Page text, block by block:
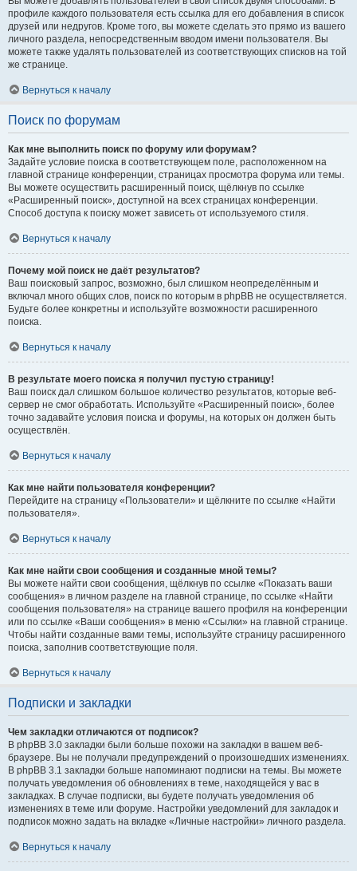
профиле каждого пользователя есть ссылка для его добавления в список
друзей или недругов. Кроме того, вы можете сделать это прямо из вашего
личного раздела, непосредственным вводом имени пользователя. Вы
можете также удалять пользователей из соответствующих списков на той
же странице.
Вернуться к началу
Поиск по форумам
Как мне выполнить поиск по форуму или форумам?
Задайте условие поиска в соответствующем поле, расположенном на
главной странице конференции, страницах просмотра форума или темы.
Вы можете осуществить расширенный поиск, щёлкнув по ссылке
«Расширенный поиск», доступной на всех страницах конференции.
Способ доступа к поиску может зависеть от используемого стиля.
Вернуться к началу
Почему мой поиск не даёт результатов?
Ваш поисковый запрос, возможно, был слишком неопределённым и
включал много общих слов, поиск по которым в phpBB не осуществляется.
Будьте более конкретны и используйте возможности расширенного
поиска.
Вернуться к началу
В результате моего поиска я получил пустую страницу!
Ваш поиск дал слишком большое количество результатов, которые веб-
сервер не смог обработать. Используйте «Расширенный поиск», более
точно задавайте условия поиска и форумы, на которых он должен быть
осуществлён.
Вернуться к началу
Как мне найти пользователя конференции?
Перейдите на страницу «Пользователи» и щёлкните по ссылке «Найти
пользователя».
Вернуться к началу
Как мне найти свои сообщения и созданные мной темы?
Вы можете найти свои сообщения, щёлкнув по ссылке «Показать ваши
сообщения» в личном разделе на главной странице, по ссылке «Найти
сообщения пользователя» на странице вашего профиля на конференции
или по ссылке «Ваши сообщения» в меню «Ссылки» на главной странице.
Чтобы найти созданные вами темы, используйте страницу расширенного
поиска, заполнив соответствующие поля.
Вернуться к началу
Подписки и закладки
Чем закладки отличаются от подписок?
В phpBB 3.0 закладки были больше похожи на закладки в вашем веб-
браузере. Вы не получали предупреждений о произошедших изменениях.
В phpBB 3.1 закладки больше напоминают подписки на темы. Вы можете
получать уведомления об обновлениях в теме, находящейся у вас в
закладках. В случае подписки, вы будете получать уведомления об
изменениях в теме или форуме. Настройки уведомлений для закладок и
подписок можно задать на вкладке «Личные настройки» личного раздела.
Вернуться к началу